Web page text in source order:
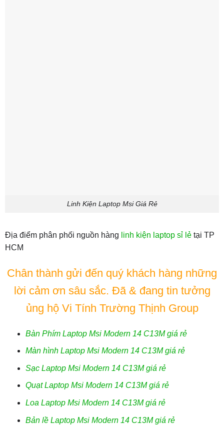
Linh Kiện Laptop Msi Giá Rẻ
Địa điểm phân phối nguồn hàng linh kiện laptop sỉ lẻtại TP
HCM
Chân thành gửi đến quý khách hàng những
lời cảm ơn sâu sắc. Đã & đang tin tưởng
ủng hộ Vi Tính Trường Thịnh Group
Bàn Phím Laptop Msi Modern 14 C13M giá rẻ
Màn hình Laptop Msi Modern 14 C13M giá rẻ
Sạc Laptop Msi Modern 14 C13M giá rẻ
Quạt Laptop Msi Modern 14 C13M giá rẻ
Loa Laptop Msi Modern 14 C13M giá rẻ
Bản lề Laptop Msi Modern 14 C13M giá rẻ